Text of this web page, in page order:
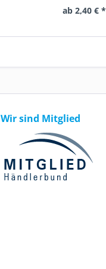
ab 2,40 € *
Wir sind Mitglied